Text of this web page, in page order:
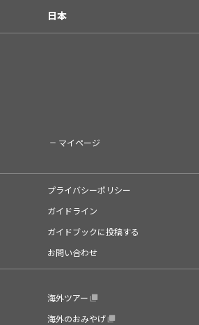
日本
マイページ
プライバシーポリシー
ガイドライン
ガイドブックに投稿する
お問い合わせ
海外ツアー
海外のおみやげ